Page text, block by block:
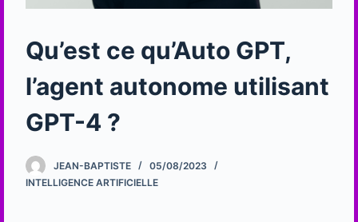
Qu’est ce qu’Auto GPT,
l’agent autonome utilisant
GPT-4 ?
JEAN-BAPTISTE
05/08/2023
INTELLIGENCE ARTIFICIELLE